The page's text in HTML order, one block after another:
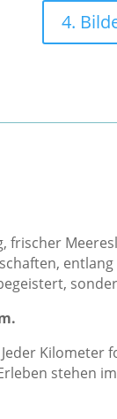
4.
frischer
stehen